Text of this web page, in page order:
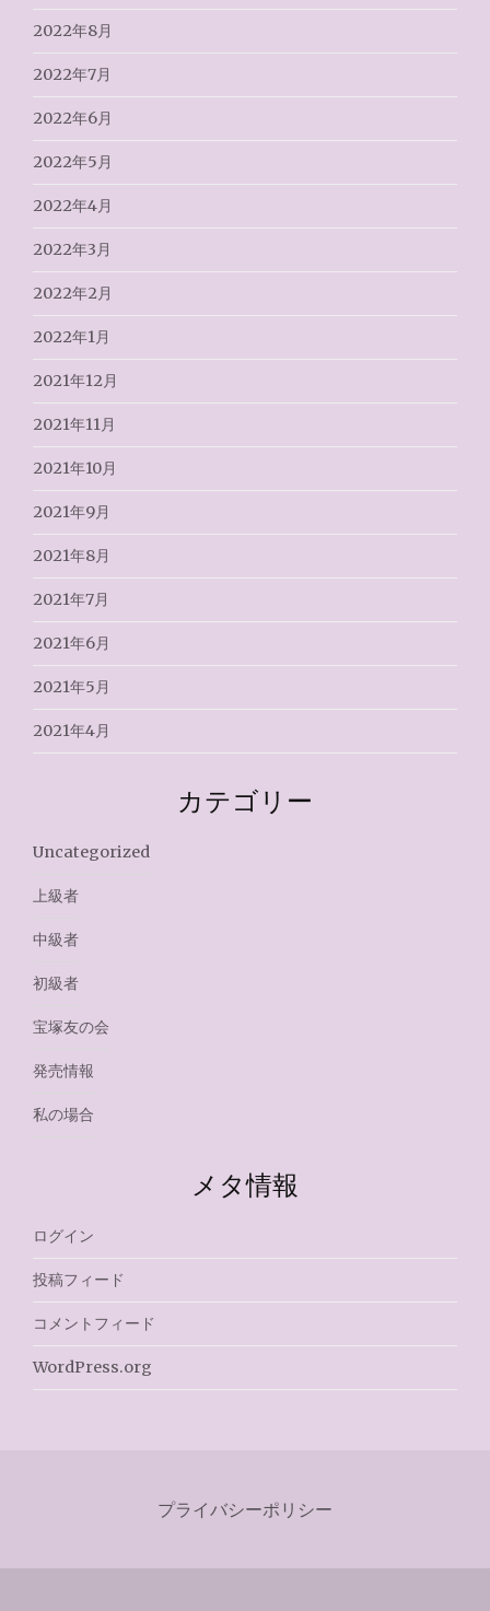
2022年8月
2022年7月
2022年6月
2022年5月
2022年4月
2022年3月
2022年2月
2022年1月
2021年12月
2021年11月
2021年10月
2021年9月
2021年8月
2021年7月
2021年6月
2021年5月
2021年4月
カテゴリー
Uncategorized
上級者
中級者
初級者
宝塚友の会
発売情報
私の場合
メタ情報
ログイン
投稿フィード
コメントフィード
WordPress.org
プライバシーポリシー